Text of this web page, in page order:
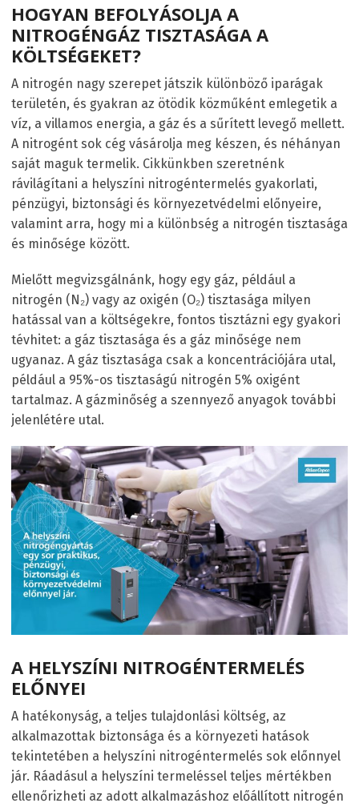
HOGYAN BEFOLYÁSOLJA A
NITROGÉNGÁZ TISZTASÁGA A
KÖLTSÉGEKET?
A nitrogén nagy szerepet játszik különböző iparágak
területén, és gyakran az ötödik közműként emlegetik a
víz, a villamos energia, a gáz és a sűrített levegő mellett.
A nitrogént sok cég vásárolja meg készen, és néhányan
saját maguk termelik. Cikkünkben szeretnénk
rávilágítani a helyszíni nitrogéntermelés gyakorlati,
pénzügyi, biztonsági és környezetvédelmi előnyeire,
valamint arra, hogy mi a különbség a nitrogén tisztasága
és minősége között.
Mielőtt megvizsgálnánk, hogy egy gáz, például a
nitrogén (N₂) vagy az oxigén (O₂) tisztasága milyen
hatással van a költségekre, fontos tisztázni egy gyakori
tévhitet: a gáz tisztasága és a gáz minősége nem
ugyanaz. A gáz tisztasága csak a koncentrációjára utal,
például a 95%-os tisztaságú nitrogén 5% oxigént
tartalmaz. A gázminőség a szennyező anyagok további
jelenlétére utal.
A HELYSZÍNI NITROGÉNTERMELÉS
ELŐNYEI
A hatékonyság, a teljes tulajdonlási költség, az
alkalmazottak biztonsága és a környezeti hatások
tekintetében a helyszíni nitrogéntermelés sok előnnyel
jár. Ráadásul a helyszíni termeléssel teljes mértékben
ellenőrizheti az adott alkalmazáshoz előállított nitrogén